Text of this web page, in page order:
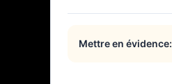
Mettre en évidence: